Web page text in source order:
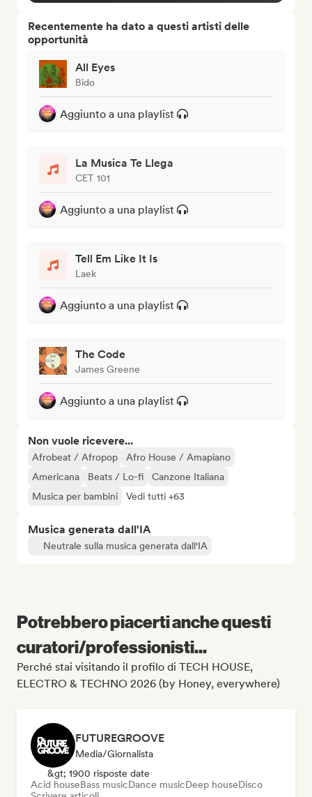
Recentemente ha dato a questi artisti delle
opportunità
All Eyes
Bido
Aggiunto a una playlist
La Musica Te Llega
CET 101
Aggiunto a una playlist
Tell Em Like It Is
Laek
Aggiunto a una playlist
The Code
James Greene
Aggiunto a una playlist
Non vuole ricevere...
Afrobeat / Afropop
Afro House / Amapiano
Americana
Beats / Lo-fi
Canzone Italiana
Musica per bambini
Vedi tutti +63
Musica generata dall'IA
Neutrale sulla musica generata dall'IA
Potrebbero piacerti anche questi
curatori/professionisti...
Perché stai visitando il profilo di TECH HOUSE,
ELECTRO & TECHNO 2026 (by Honey, everywhere)
FUTUREGROOVE
Media/Giornalista
&gt; 1900 risposte date
Acid houseBass musicDance musicDeep houseDisco